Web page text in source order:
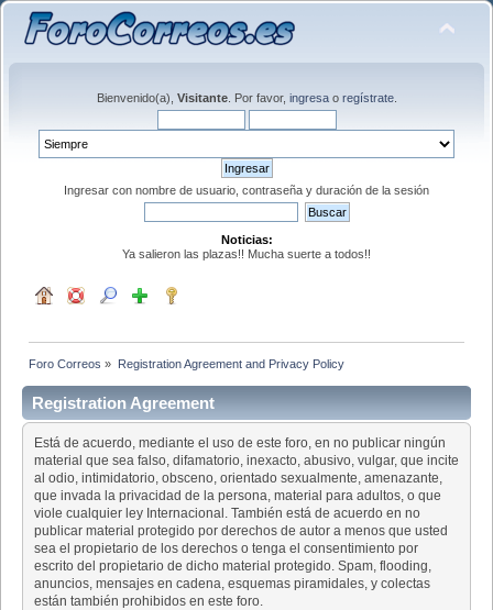
Bienvenido(a), Visitante. Por favor, ingresao regístrate.
Ingresar con nombre de usuario, contraseña y duración de la sesión
Noticias:
Ya salieron las plazas!! Mucha suerte a todos!!
Foro Correos » Registration Agreement and Privacy Policy
Registration Agreement
Está de acuerdo, mediante el uso de este foro, en no publicar ningún
material que sea falso, difamatorio, inexacto, abusivo, vulgar, que incite
al odio, intimidatorio, obsceno, orientado sexualmente, amenazante,
que invada la privacidad de la persona, material para adultos, o que
viole cualquier ley Internacional. También está de acuerdo en no
publicar material protegido por derechos de autor a menos que usted
sea el propietario de los derechos o tenga el consentimiento por
escrito del propietario de dicho material protegido. Spam, flooding,
anuncios, mensajes en cadena, esquemas piramidales, y colectas
están también prohibidos en este foro.